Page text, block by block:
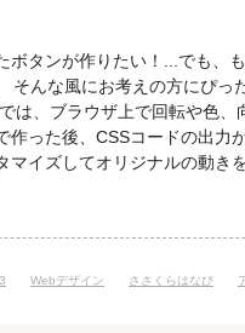
ボタンが作りたい！...でも、
そんな風にお考えの方にぴっ
は、ブラウザ上で回転や色
った後、CSSコードの出力
マイズしてオリジナルの動き
介します。 「Animista」の
Webデザイン ささくらはなび